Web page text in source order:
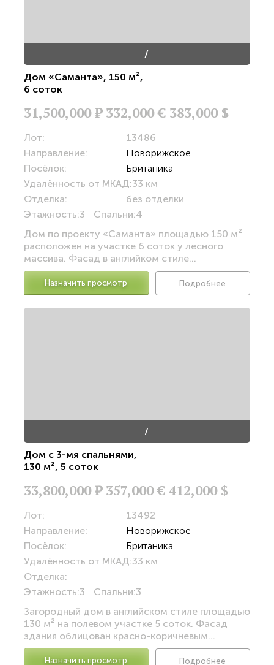
/
Дом «Саманта», 150 м²,
6 соток
31,500,000Р 332,000 € 383,000 $
Лот:
13486
Направление:
Новорижское
Посёлок:
Британика
Удалённость от МКАД:33 км
Отделка:
без отделки
Этажность:3 Спальни:4
Дом по проекту «Саманта» площадью 150 м²
расположен на участке 6 соток у лесного
массива. Фасад в английком стиле...
Назначить просмотр Подробнее
/
Дом с 3-мя спальнями,
130 м², 5 соток
33,800,000Р 357,000 € 412,000 $
Лот:
13492
Направление:
Новорижское
Посёлок:
Британика
Удалённость от МКАД:33 км
Отделка:
Этажность:3 Спальни:3
Загородный дом в английском стиле площадью
130 м² на полевом участке 5 соток. Фасад
здания облицован красно-коричневым...
Назначить просмотр Подробнее